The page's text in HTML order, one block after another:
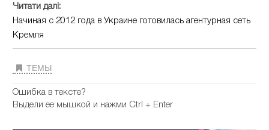
Читати далі:
Начиная с 2012 года в Украине готовилась агентурная сеть
Кремля
ТЕМЫ
Ошибка в тексте?
Выдели ее мышкой и нажми Ctrl + Enter